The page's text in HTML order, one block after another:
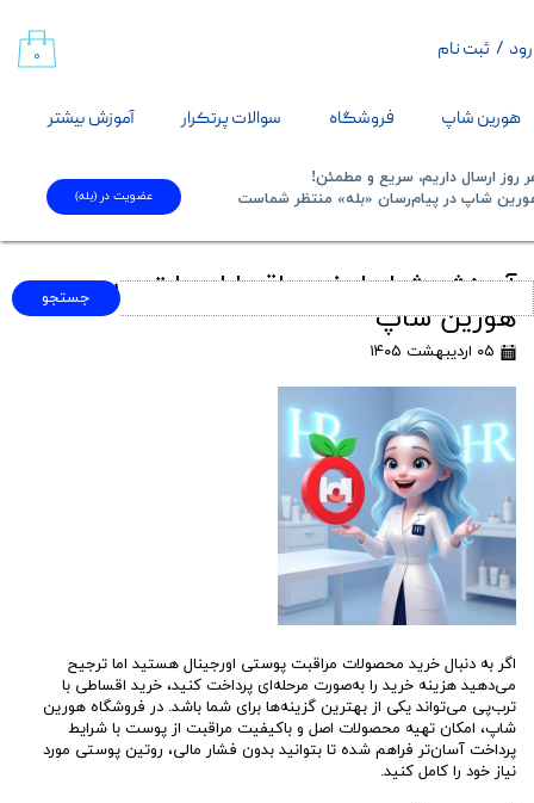
هورین شاپ فروشگاه سوالات پرتکرار آموزش بیشتر
/ ثبت نام
حساب کاربری من
تغییر گذر واژه
خروج از حساب کاربری
۰
جستجو
روز ارسال داریم، سریع و مطمئن!
شاپ در پیام‌رسان «بله» منتظر شماست​​​​​​​
عضویت در (بله)
آموزش شرایط خرید اقساطی با ترب‌پی در
هورین شاپ
۰۵ اردیبهشت ۱۴۰۵
اگر به دنبال خرید محصولات مراقبت پوستی اورجینال هستید اما ترجیح
می‌دهید هزینه خرید را به‌صورت مرحله‌ای پرداخت کنید، خرید اقساطی با
ترب‌پی می‌تواند یکی از بهترین گزینه‌ها برای شما باشد. در فروشگاه هورین
شاپ، امکان تهیه محصولات اصل و باکیفیت مراقبت از پوست با شرایط
پرداخت آسان‌تر فراهم شده تا بتوانید بدون فشار مالی، روتین پوستی مورد
نیاز خود را کامل کنید.